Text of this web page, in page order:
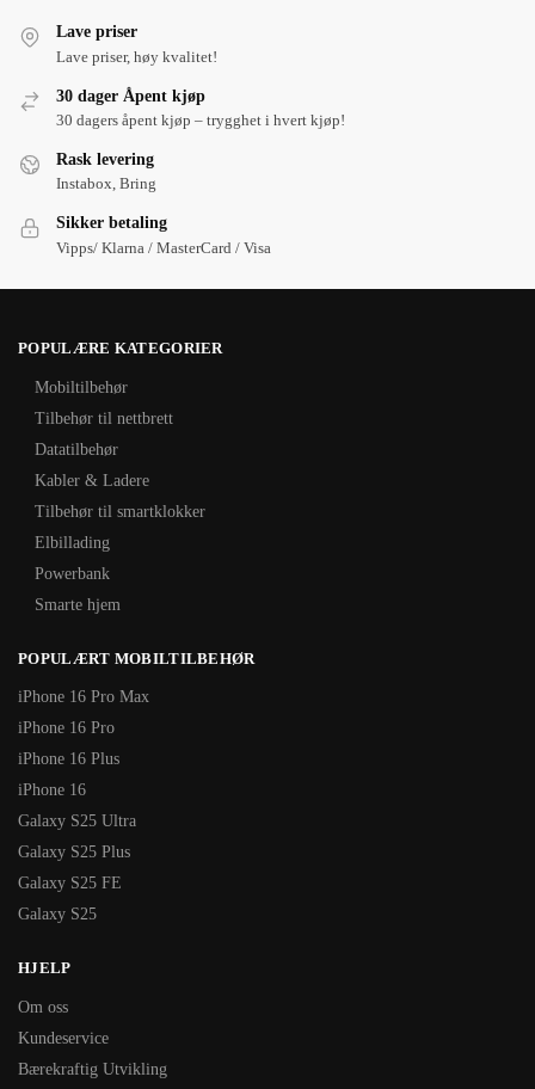
Lave priser
Lave priser, høy kvalitet!
30 dager Åpent kjøp
30 dagers åpent kjøp – trygghet i hvert kjøp!
Rask levering
Instabox, Bring
Sikker betaling
Vipps/ Klarna / MasterCard / Visa
POPULÆRE KATEGORIER
Mobiltilbehør
Tilbehør til nettbrett
Datatilbehør
Kabler & Ladere
Tilbehør til smartklokker
Elbillading
Powerbank
Smarte hjem
POPULÆRT MOBILTILBEHØR
iPhone 16 Pro Max
iPhone 16 Pro
iPhone 16 Plus
iPhone 16
Galaxy S25 Ultra
Galaxy S25 Plus
Galaxy S25 FE
Galaxy S25
HJELP
Om oss
Kundeservice
Bærekraftig Utvikling